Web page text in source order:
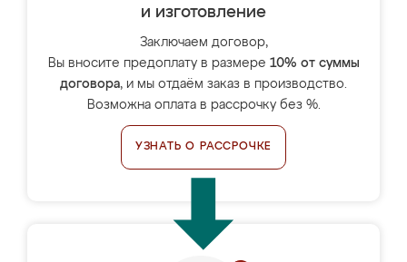
и изготовление
Заключаем договор,
Вы вносите предоплату в размере 10% от суммы
договора, и мы отдаём заказ в производство.
Возможна оплата в рассрочку без %.
УЗНАТЬ О РАССРОЧКЕ